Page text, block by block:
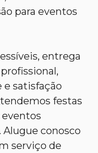
para eventos
entrega
satisfação
festas
conosco
serviço de